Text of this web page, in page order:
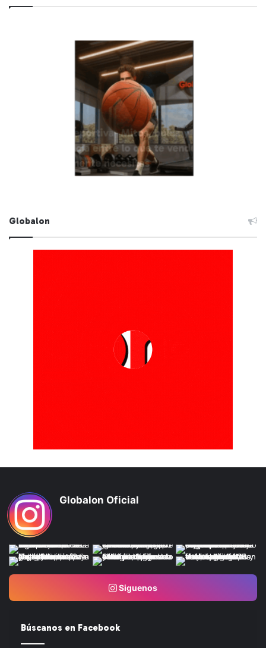
Globalon
Globalon Oficial
Siguenos
Búscanos en Facebook